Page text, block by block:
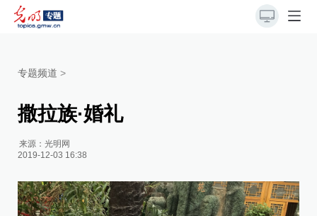
专题频道 >
撒拉族·婚礼
来源：光明网
2019-12-03 16:38